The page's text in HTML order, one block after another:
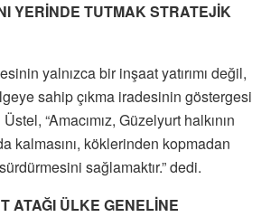
YERİNDE TUTMAK STRATEJİK
yalnızca bir inşaat yatırımı değil,
sahip çıkma iradesinin göstergesi
“Amacımız, Güzelyurt halkının
kalmasını, köklerinden kopmadan
sağlamaktır.” dedi.
ATAĞI ÜLKE GENELİNE